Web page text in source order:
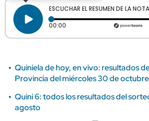
ESCUCHAR EL RESUMEN DE LA NOTA
00:00 Tiempo transcurrido: 0
Quiniela de hoy, en vivo: resultados
Provincia del miércoles 30 de octubre
Quini 6: todos los resultados del
agosto